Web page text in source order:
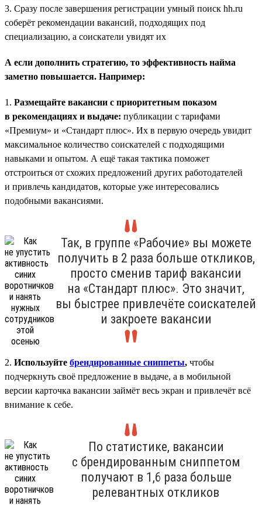
3. Сразу после завершения регистрации умный поиск hh.ru
соберёт рекомендации вакансий, подходящих под
специализацию, а соискатели увидят их
А если дополнить стратегию, то эффективность найма
заметно повышается. Например:
1. Размещайте вакансии с приоритетным показом
в рекомендациях и выдаче: публикации с тарифами
«Премиум» и «Стандарт плюс». Их в первую очередь увидит
максимальное количество соискателей с подходящими
навыками и опытом. А ещё такая тактика поможет
отстроиться от схожих предложений других работодателей
и привлечь кандидатов, которые уже интересовались
подобными вакансиями.
Так, в группе «Рабочие» вы можете
получить в 2 раза больше откликов,
просто сменив тариф вакансии
на «Стандарт плюс». Это значит,
вы быстрее привлечёте соискателей
и закроете вакансии
2. Используйте брендированные сниппеты, чтобы
подчеркнуть своё предложение в выдаче, а в мобильной
версии карточка вакансии займёт весь экран и привлечёт всё
внимание к себе.
По статистике, вакансии
с брендированным сниппетом
получают в 1,6 раза больше
релевантных откликов